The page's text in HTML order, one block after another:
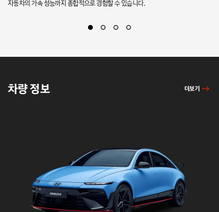
자동차의 가속 성능까지 종합적으로 경험할 수 있습니다.
차량
차량 정보 더보기